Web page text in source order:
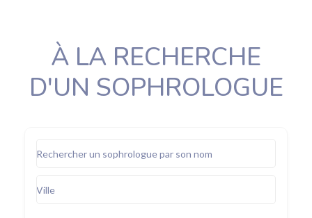
À LA RECHERCHE
D'UN SOPHROLOGUE
Rechercher un sophrologue par son nom
Ville